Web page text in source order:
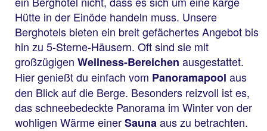
Hütte in der Einöde handeln muss. Unsere
Berghotels bieten ein breit gefächertes Angebot bis
hin zu 5-Sterne-Häusern. Oft sind sie mit
großzügigen Wellness-Bereichen ausgestattet.
Hier genießt du einfach vom Panoramapool aus
den Blick auf die Berge. Besonders reizvoll ist es,
das schneebedeckte Panorama im Winter von der
wohligen Wärme einerSaunaaus zu betrachten.